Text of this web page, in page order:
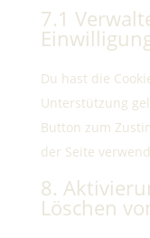
7.1
Du hast die
Unterstützung
Button zum
der Seite
8.
Löschen